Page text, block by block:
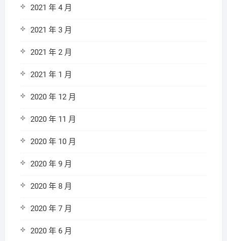
2021 年 4 月
2021 年 3 月
2021 年 2 月
2021 年 1 月
2020 年 12 月
2020 年 11 月
2020 年 10 月
2020 年 9 月
2020 年 8 月
2020 年 7 月
2020 年 6 月